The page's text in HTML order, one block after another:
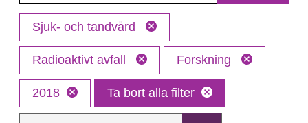
Sjuk- och tandvård
Radioaktivt avfall Forskning
2018 Ta bort alla filter